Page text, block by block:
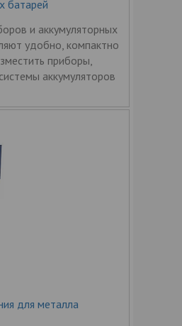
батарей
и аккумуляторных
удобно, компактно
приборы,
аккумуляторов
для металла